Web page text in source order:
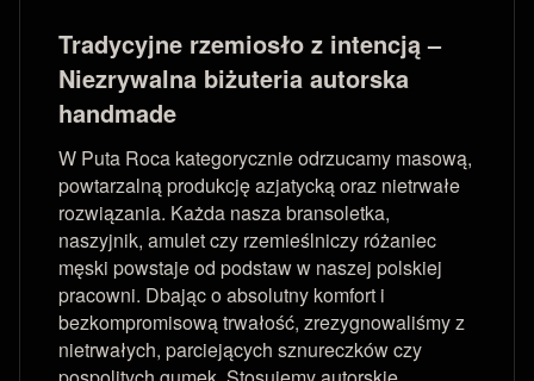
Tradycyjne rzemiosło z intencją –
Niezrywalna biżuteria autorska
handmade
W Puta Roca kategorycznie odrzucamy masową,
powtarzalną produkcję azjatycką oraz nietrwałe
rozwiązania. Każda nasza bransoletka,
naszyjnik, amulet czy rzemieślniczy różaniec
męski powstaje od podstaw w naszej polskiej
pracowni. Dbając o absolutny komfort i
bezkompromisową trwałość, zrezygnowaliśmy z
nietrwałych, parciejących sznureczków czy